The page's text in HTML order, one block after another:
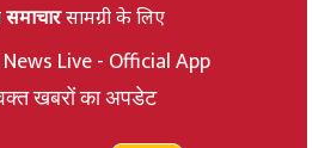
समाचारसामग्री के लिए
Live - Official App
खबरों का अपडेट